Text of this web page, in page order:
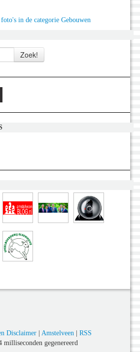
in de categorie Gebouwen
Disclaimer| Amstelveen| RSS
milliseconden gegenereerd